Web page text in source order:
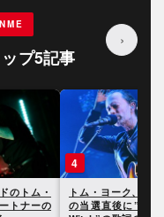
プ5記事
›
トランプ
The
5
レディオヘッドの
ヨーク、『キッド